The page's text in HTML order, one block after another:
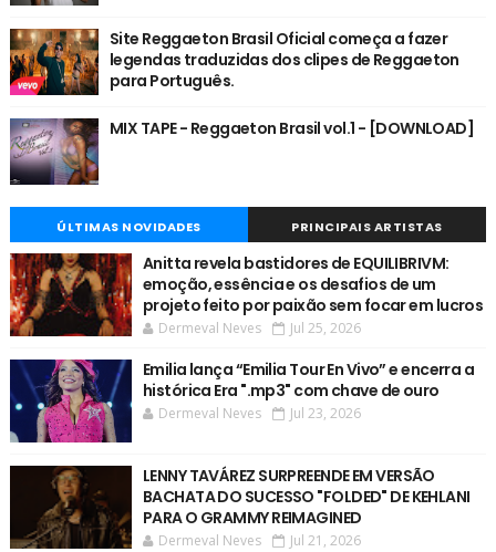
Site Reggaeton Brasil Oficial começa a fazer
legendas traduzidas dos clipes de Reggaeton
para Português.
MIX TAPE - Reggaeton Brasil vol.1 - [DOWNLOAD]
ÚLTIMAS NOVIDADES PRINCIPAIS ARTISTAS
Anitta revela bastidores de EQUILIBRIVM:
emoção, essência e os desafios de um
projeto feito por paixão sem focar em lucros
Dermeval Neves Jul 25, 2026
Emilia lança “Emilia Tour En Vivo” e encerra a
histórica Era ".mp3" com chave de ouro
Dermeval Neves Jul 23, 2026
LENNY TAVÁREZ SURPREENDE EM VERSÃO
BACHATA DO SUCESSO "FOLDED" DE KEHLANI
PARA O GRAMMY REIMAGINED
Dermeval Neves Jul 21, 2026